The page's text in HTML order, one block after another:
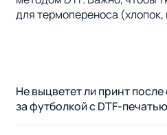
для термопереноса
Не выцветет ли принт
за футболкой с DTF-